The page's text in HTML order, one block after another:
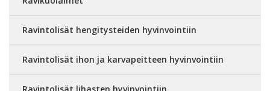
Ravintolisät hengitysteiden hyvinvointiin
Ravintolisät ihon ja karvapeitteen hyvinvointiin